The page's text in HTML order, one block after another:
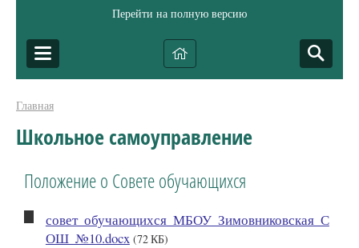
Перейти на полную версию
Главная
Школьное самоуправление
Положение о Совете обучающихся
совет_обучающихся_МБОУ_Зимовниковская_С
ОШ_№10.docx (72 КБ)